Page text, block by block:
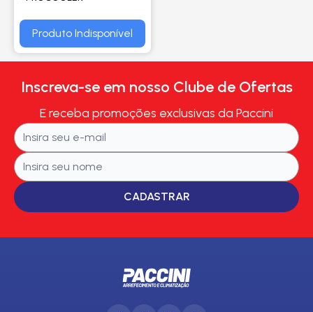
Produto Indisponível
Inscreva-se em nosso Clube de Ofertas
E receba promoções exclusivas da Paccini
CADASTRAR